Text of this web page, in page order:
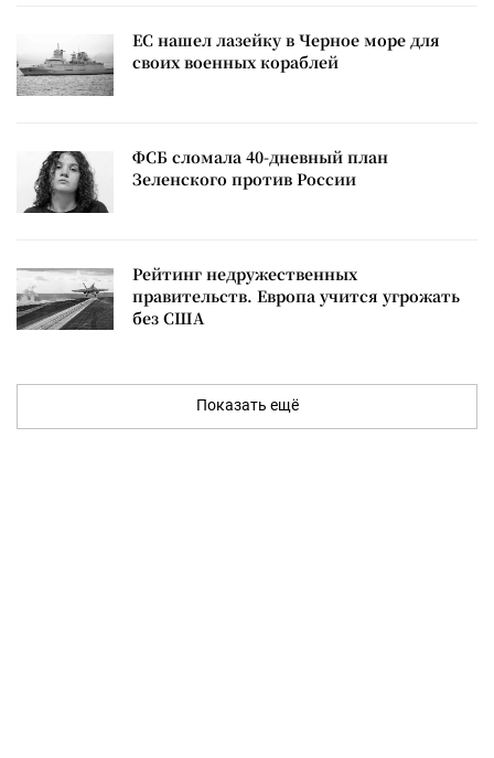
ЕС нашел лазейку в Черное море для
своих военных кораблей
ФСБ сломала 40-дневный план
Зеленского против России
Рейтинг недружественных
правительств. Европа учится угрожать
без США
Показать ещё